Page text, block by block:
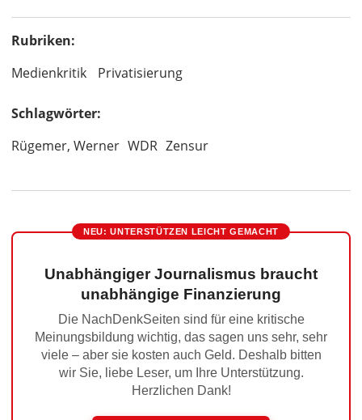
Rubriken:
Medienkritik
Privatisierung
Schlagwörter:
Rügemer, Werner WDR Zensur
NEU: UNTERSTÜTZEN LEICHT GEMACHT
Unabhängiger Journalismus braucht
unabhängige Finanzierung
Die NachDenkSeiten sind für eine kritische
Meinungsbildung wichtig, das sagen uns sehr, sehr
viele – aber sie kosten auch Geld. Deshalb bitten
wir Sie, liebe Leser, um Ihre Unterstützung.
Herzlichen Dank!